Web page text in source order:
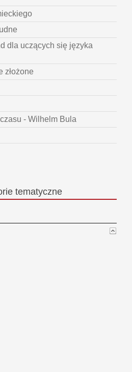
dla uczących się języka
złożone
- Wilhelm Bula
tematyczne